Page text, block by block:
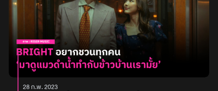
อีกเสียงของการถ่ายทอดความรู้สึกผ่านเพลงที่เล่าถึงความเจ็บปวด
จากการรอคอยความรักจนเหนื่อย และอยากจะพอกับความToxicที่
เกิดขึ้น ‘เธอไม่ต้องกลับมา’จึงเป็นประโยคที่คิดอยู่ในใจ และอยากตะโกน
ออกไปมากที่สุด เพราะเรารับมือกับการกระทำนี้ไม่ไหวแล้ว และเราจะ
ไม่มีวันกลับเข้าไปในวงโคจรของเธออีกต่อไปสามารถเข้าไปฟังและชม
Music Video เพลง ‘เธอไม่ต้องกลับมา’ (Just Don’t)จาก TELEx
TELEXsและ โจริญ 4EVE ได้แล้ววันนี้บน YouTube : JUICEY และทุก
บริการ Music Streamingภาพ : JUICEY
28 ก.พ. 2023